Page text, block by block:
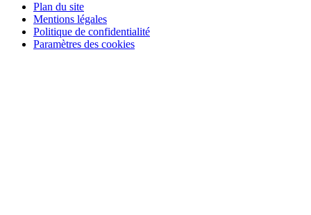
Plan du site
Mentions légales
Politique de confidentialité
Paramètres des cookies